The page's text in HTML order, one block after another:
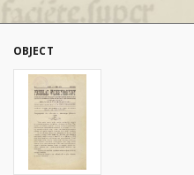
OBJECT